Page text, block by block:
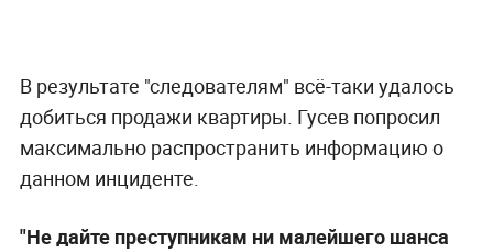
В результате "следователям" всё-таки удалось
добиться продажи квартиры. Гусев попросил
максимально распространить информацию о
данном инциденте.
"Не дайте преступникам ни малейшего шанса